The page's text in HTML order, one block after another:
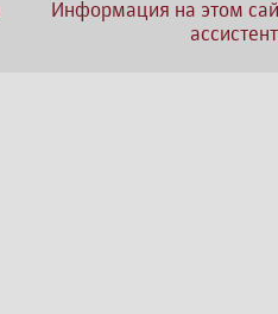
Информация на этом